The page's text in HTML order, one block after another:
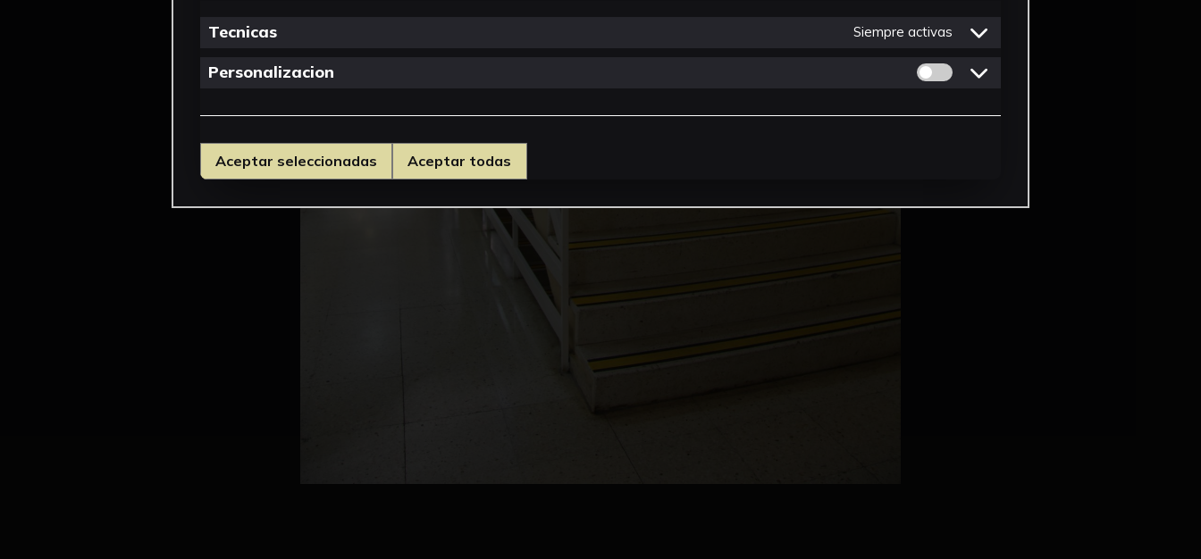
Tecnicas Siempre activas
Personalizacion Permitir cookies de Personalizacion
Aceptar seleccionadas Aceptar todas